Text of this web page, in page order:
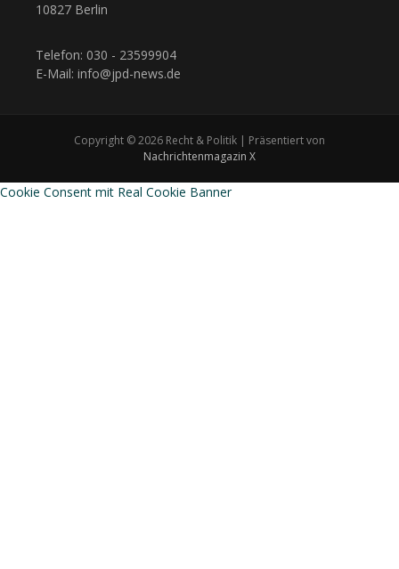
10827 Berlin
Telefon: 030 - 23599904
E-Mail: info@jpd-news.de
Copyright © 2026 Recht & Politik | Präsentiert von
Nachrichtenmagazin X
Cookie Consent mit Real Cookie Banner